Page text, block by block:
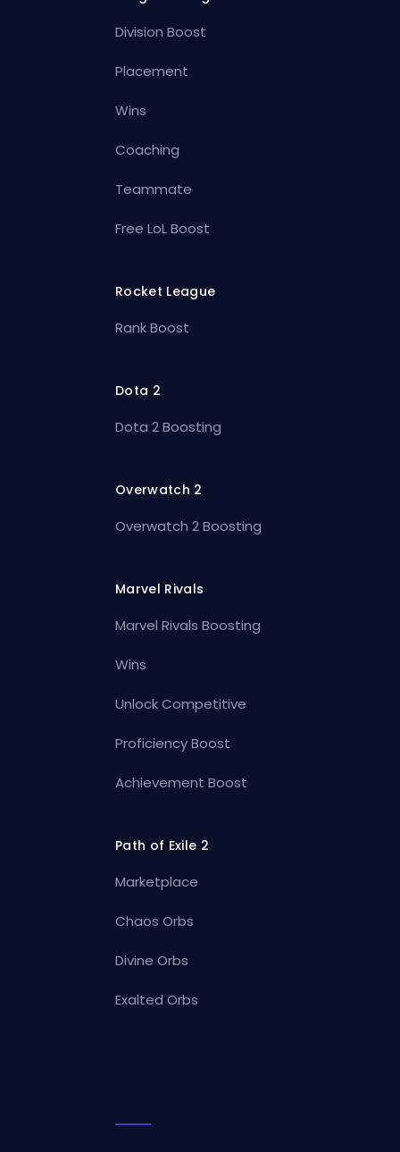
Division Boost
Placement
Wins
Coaching
Teammate
Free LoL Boost
Rocket League
Rank Boost
Dota 2
Dota 2 Boosting
Overwatch 2
Overwatch 2 Boosting
Marvel Rivals
Marvel Rivals Boosting
Wins
Unlock Competitive
Proficiency Boost
Achievement Boost
Path of Exile 2
Marketplace
Chaos Orbs
Divine Orbs
Exalted Orbs